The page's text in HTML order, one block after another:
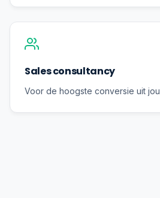
Sales consultancy
Voor de hoogste conversie uit